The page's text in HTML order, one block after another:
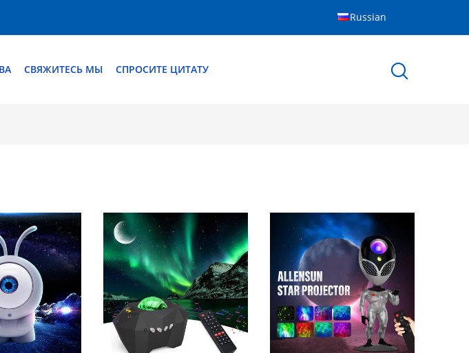
Russian
СВЯЖИТЕСЬ МЫ СПРОСИТЕ ЦИТАТУ